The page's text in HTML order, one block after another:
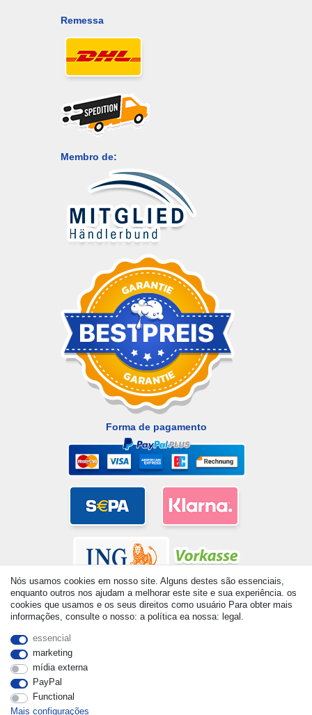
Remessa
Membro de:
Forma de pagamento
© Copyright 2026 | Todos os direitos reservados. - All rights
reserved. Prices incl. VAT. 19% VAT Basic prices see article detail
| * Applies to deliveries to the UK!
Nós usamos cookies em nosso site. Alguns destes são essenciais,
enquanto outros nos ajudam a melhorar este site e sua experiência. os
cookies que usamos e os seus direitos como usuário Para obter mais
informações, consulte o nosso: a política ea nossa: legal.
essencial
marketing
mídia externa
PayPal
Functional
Mais configurações